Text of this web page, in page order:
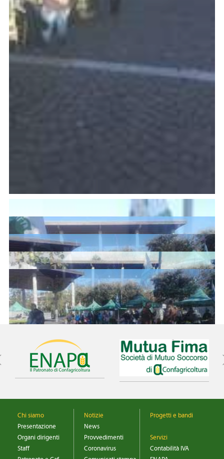
Chi siamo
Presentazione
Organi dirigenti
Staff
Notizie
News
Provvedimenti
Coronavirus
Progetti e bandi
Servizi
Contabilità IVA